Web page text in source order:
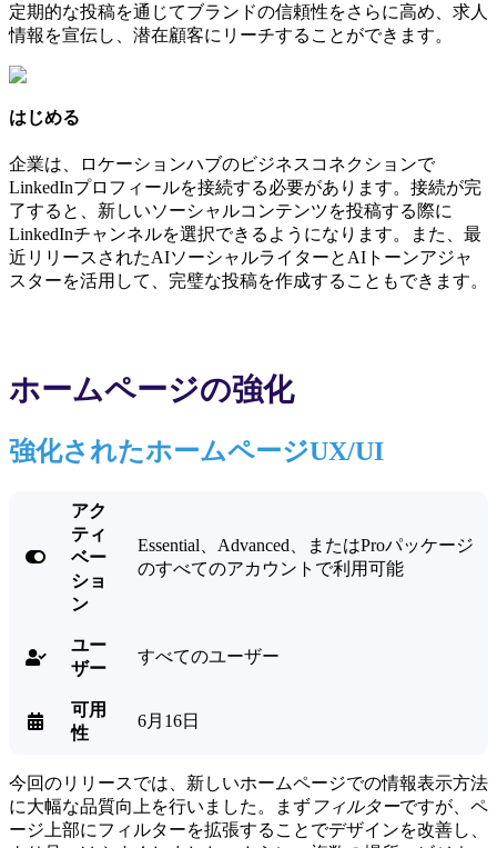
定期的な投稿を通じてブランドの信頼性をさらに高め、求人
情報を宣伝し、潜在顧客にリーチすることができます。
はじめる
企業は、ロケーションハブのビジネスコネクションで
LinkedInプロフィールを接続する必要があります。接続が完
了すると、新しいソーシャルコンテンツを投稿する際に
LinkedInチャンネルを選択できるようになります。また、最
近リリースされたAIソーシャルライターとAIトーンアジャ
スターを活用して、完璧な投稿を作成することもできます。
ホームページの強化
強化されたホームページUX/UI

アク
ティ
ベー
ショ
ン
Essential、Advanced、またはProパッケージ
のすべてのアカウントで利用可能

ユー
ザー
すべてのユーザー

可用
性
6月16日
今回のリリースでは、新しいホームページでの情報表示方法
に大幅な品質向上を行いました。まず フィルターですが、ペ
ージ上部にフィルターを拡張することでデザインを改善し、